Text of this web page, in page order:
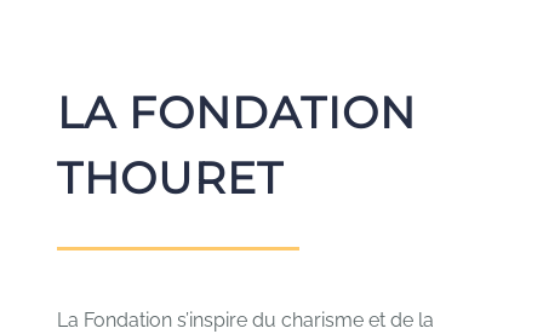
LA FONDATION
THOURET
La Fondation s’inspire du charisme et de la